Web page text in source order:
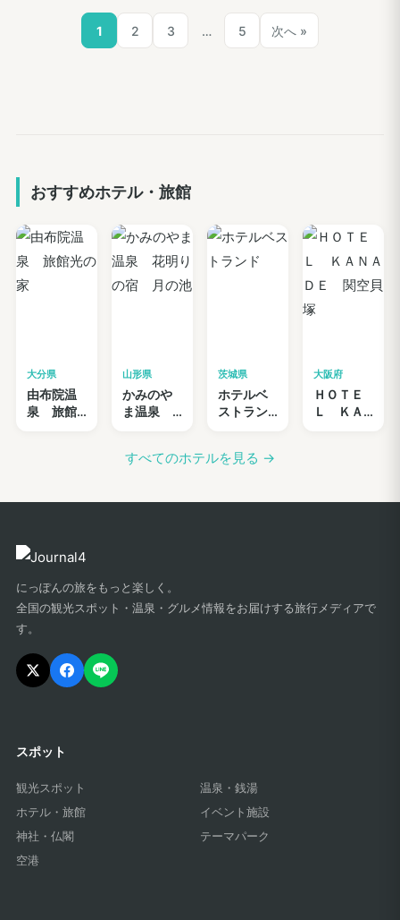
ゲ
ー
シ
ョ
1 2 3 … 5 次へ »
おすすめホテル・旅館
大分県
由布院温
泉 旅館
山形県
かみのや
ま温泉
池
茨城県
ホテルベ
ストラン
大阪府
ＨＯＴＥ
Ｌ ＫＡ
すべてのホテルを見る →
にっぽんの旅をもっと楽しく。
全国の観光スポット・温泉・グルメ情報をお届けする旅行メディアで
す。
スポット
観光スポット
温泉・銭湯
ホテル・旅館
イベント施設
神社・仏閣
テーマパーク
空港